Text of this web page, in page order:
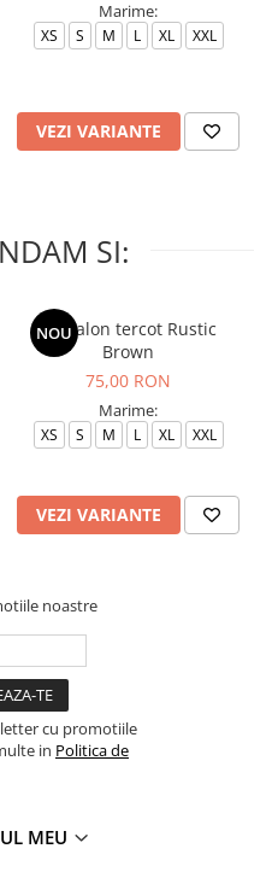
Marime:
XS S M L XL XXL
VEZI VARIANTE
SI:
NOU
Pantalon tercot Rustic
Brown
75,00 RON
Marime:
XS S M L XL XXL
VEZI VARIANTE
noastre
cu promotiile
in Politica de
MEU